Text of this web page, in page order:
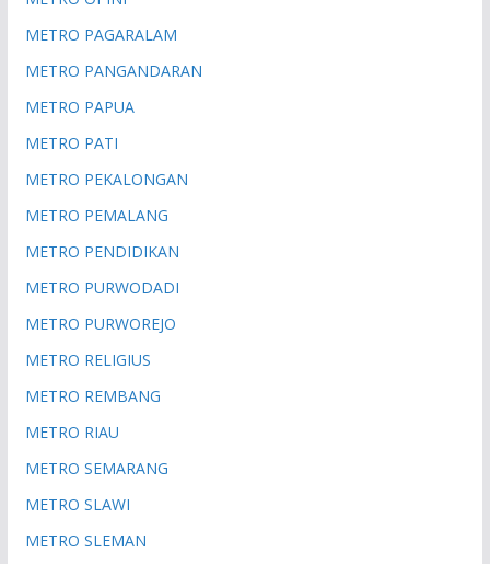
METRO PAGARALAM
METRO PANGANDARAN
METRO PAPUA
METRO PATI
METRO PEKALONGAN
METRO PEMALANG
METRO PENDIDIKAN
METRO PURWODADI
METRO PURWOREJO
METRO RELIGIUS
METRO REMBANG
METRO RIAU
METRO SEMARANG
METRO SLAWI
METRO SLEMAN